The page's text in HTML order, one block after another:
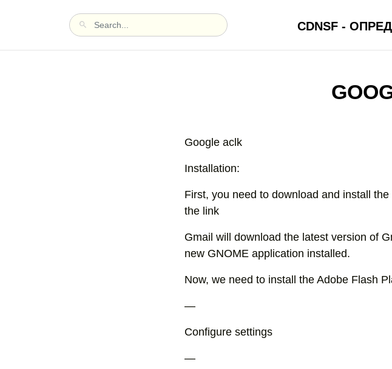
CDNSF -
Google aclk
Installation:
First, you need to download and install
the link
Gmail will download the latest version of
new GNOME application installed.
Now, we need to install the Adobe Flash
—
Configure settings
—